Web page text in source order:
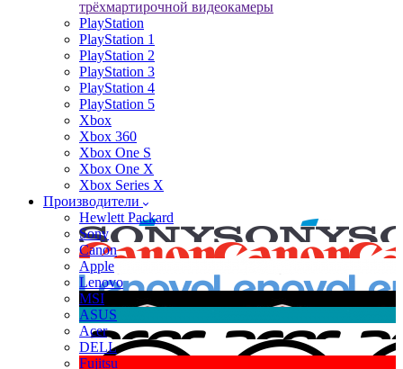
трёхмартирочной видеокамеры
PlayStation
PlayStation 1
PlayStation 2
PlayStation 3
PlayStation 4
PlayStation 5
Xbox
Xbox 360
Xbox One S
Xbox One X
Xbox Series X
Производители
Hewlett Packard
Sony
Canon
Apple
Lenovo
MSI
ASUS
Acer
DELL
Fujitsu